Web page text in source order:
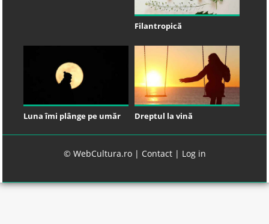
Filantropică
Luna îmi plânge pe umăr Dreptul la vină
© WebCultura.ro | Contact| Log in